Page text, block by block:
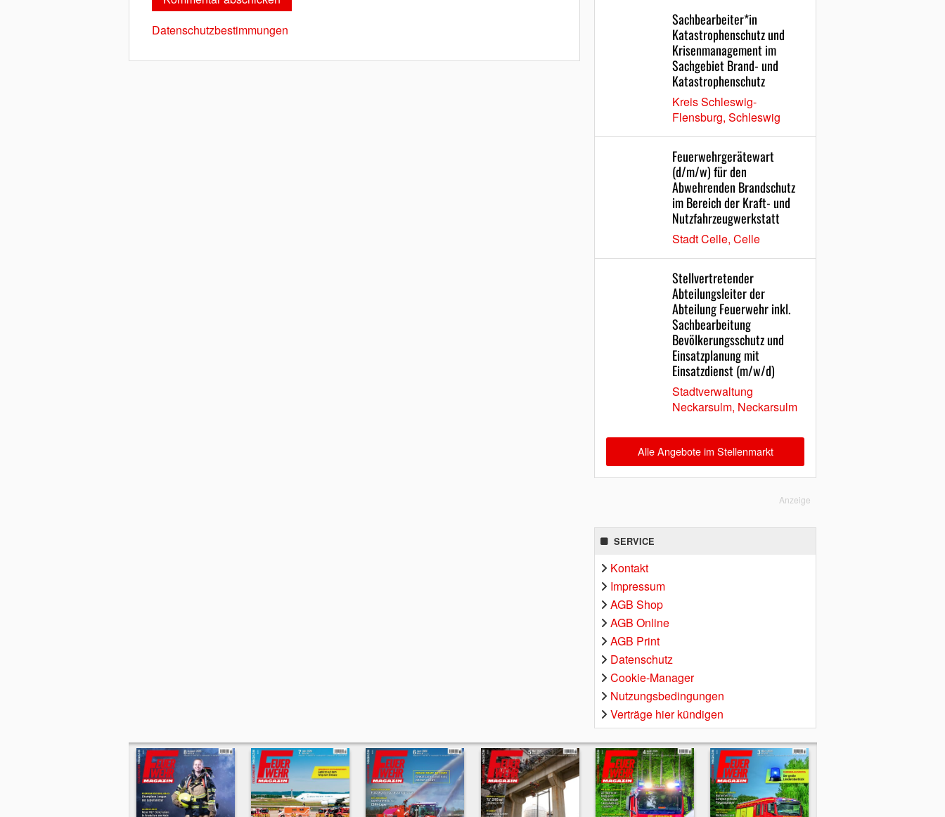
Datenschutzbestimmungen
Sachbearbeiter*in
Katastrophenschutz und
Krisenmanagement im
Sachgebiet Brand- und
Katastrophenschutz
Kreis Schleswig-
Flensburg, Schleswig
Feuerwehrgerätewart
(d/m/w) für den
Abwehrenden Brandschutz
im Bereich der Kraft- und
Nutzfahrzeugwerkstatt
Stadt Celle, Celle
Stellvertretender
Abteilungsleiter der
Abteilung Feuerwehr inkl.
Sachbearbeitung
Bevölkerungsschutz und
Einsatzplanung mit
Einsatzdienst (m/w/d)
Stadtverwaltung
Neckarsulm, Neckarsulm
Alle Angebote im Stellenmarkt
Anzeige
SERVICE
Kontakt
Impressum
AGB Shop
AGB Online
AGB Print
Datenschutz
Cookie-Manager
Nutzungsbedingungen
Verträge hier kündigen